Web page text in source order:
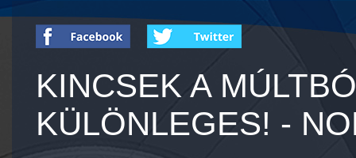
KINCSEK A
KÜLÖNLEGES! -